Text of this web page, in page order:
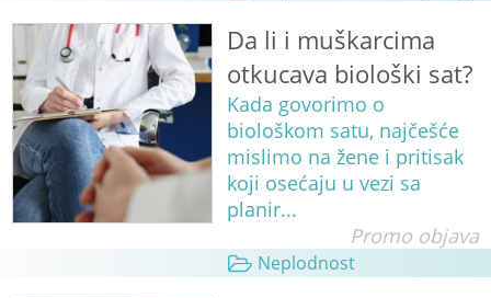
Da li i muškarcima
otkucava biološki sat?
Kada govorimo o
biološkom satu, najčešće
mislimo na žene i pritisak
koji osećaju u vezi sa
planir...
Promo objava
Neplodnost